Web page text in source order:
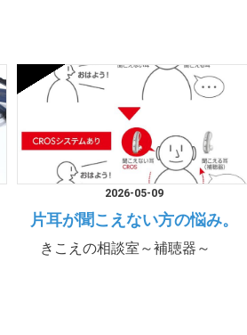
2026-05-09
片耳が聞こえない方の悩み。
きこえの相談室～補聴器～